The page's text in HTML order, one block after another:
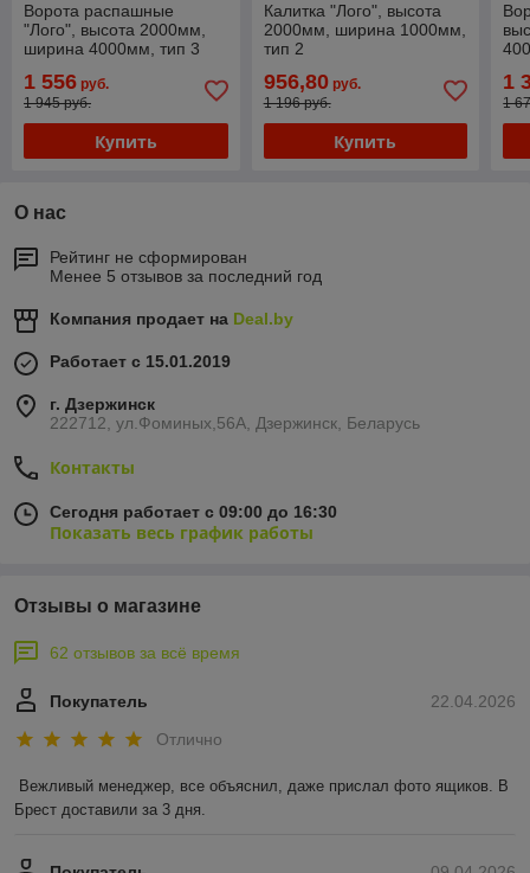
Ворота распашные
"Лого", высота 2000мм,
ширина 4000мм, тип 3
1 556 руб.
1 945 руб.
Купить
Калитка "Лого", высота
2000мм, ширина 1000мм,
тип 2
956,80руб.
1 196 руб.
Купить
1
1
О нас
Рейтинг не сформирован
Менее 5 отзывов за последний год
Компания продает на Deal.by
Работает с 15.01.2019
г. Дзержинск
222712, ул.Фоминых,56А, Дзержинск, Беларусь
Контакты
Сегодня работает с 09:00 до 16:30
Показать весь график работы
Отзывы о магазине
62 отзывов за всё время
22.04.2026
Покупатель
Отлично
Вежливый менеджер, все объяснил, даже прислал фото ящиков. В
Брест доставили за 3 дня.